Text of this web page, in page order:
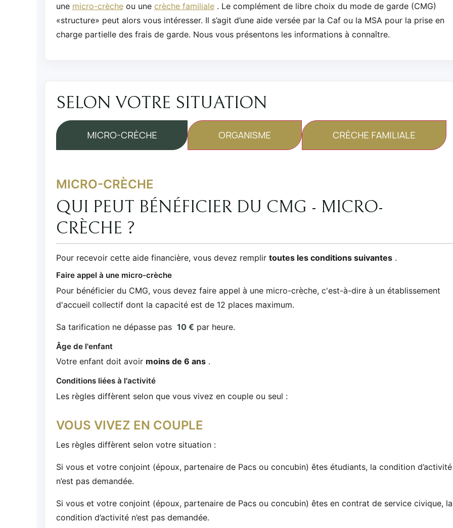
une micro-crècheou une crèche familiale. Le complément de libre choix du mode de garde (CMG)
«structure» peut alors vous intéresser. Il s’agit d’une aide versée par la Caf ou la MSA pour la prise en
charge partielle des frais de garde. Nous vous présentons les informations à connaître.
SELON VOTRE SITUATION
MICRO-CRÈCHE ORGANISME CRÈCHE FAMILIALE
MICRO-CRÈCHE
QUI PEUT BÉNÉFICIER DU CMG - MICRO-
CRÈCHE ?
Pour recevoir cette aide financière, vous devez remplir toutes les conditions suivantes.
Faire appel à une micro-crèche
Pour bénéficier du CMG, vous devez faire appel à une micro-crèche, c'est-à-dire à un établissement
d'accueil collectif dont la capacité est de 12 places maximum.
Sa tarification ne dépasse pas 10 € par heure.
Âge de l'enfant
Votre enfant doit avoir moins de 6 ans.
Conditions liées à l'activité
Les règles diffèrent selon que vous vivez en couple ou seul :
VOUS VIVEZ EN COUPLE
Les règles diffèrent selon votre situation :
Si vous et votre conjoint (époux, partenaire de Pacs ou concubin) êtes étudiants, la condition d’activité
n’est pas demandée.
Si vous et votre conjoint (époux, partenaire de Pacs ou concubin) êtes en contrat de service civique, la
condition d’activité n’est pas demandée.